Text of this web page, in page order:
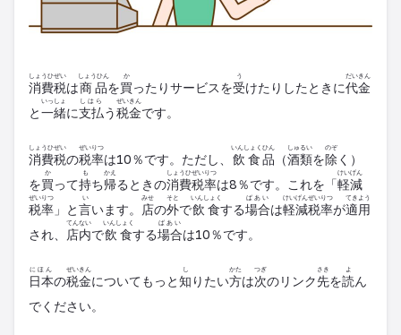
消費
しょうひ
税
ぜい
は商品
しょうひん
を買
か
ったりサービスを受
う
けたりしたときに代金
だいきん
と一緒
いっしょ
に支払
しはら
う税金
ぜいきん
です。
消費
しょうひ
税
ぜい
の税率
ぜいりつ
は10％です。ただし、 飲食
いんしょく
品
ひん
（酒類
しゅるい
を除
のぞ
く）
を買
か
って持
も
ち帰
かえ
るときの消費
しょうひ
税率
ぜいりつ
は8％です。これを「軽減
けいげん
税率
ぜいりつ
」と言
い
います。 店
みせ
の外
そと
で飲食
いんしょく
する場合
ばあい
は軽減
けいげん
税率
ぜいりつ
が適用
てきよう
され、 店内
てんない
で飲食
いんしょく
する場合
ばあい
は10％です。
日本
にほん
の税金
ぜいきん
についてもっと知
し
りたい方
かた
は次
つぎ
のリンク先
さき
を読
よ
ん
でください。